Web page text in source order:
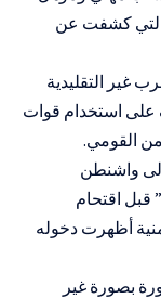
التي كشفت عن
غير التقليدية
على استخدام قوات
القومي.
واشنطن
قبل اقتحام
أظهرت دخوله
بصورة غير